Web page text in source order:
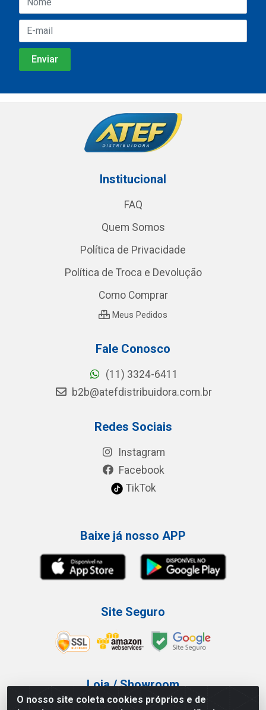
O nosso site coleta cookies próprios e de
Institucional
FAQ
Quem Somos
Política de Privacidade
Política de Troca e Devolução
Como Comprar
Meus Pedidos
Fale Conosco
(11) 3324-6411
b2b@atefdistribuidora.com.br
Redes Sociais
Instagram
Facebook
TikTok
Baixe já nosso APP
Site Seguro
Loja / Showroom
Tel.: (11) 3227-0546